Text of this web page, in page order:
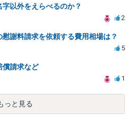
以外をえらべるのか？
2
謝料請求を依頼する費用相場は？
5
償請求など
1
っと見る